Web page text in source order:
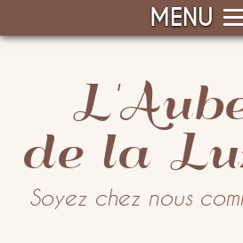
de la
Soyez chez nous
MENU